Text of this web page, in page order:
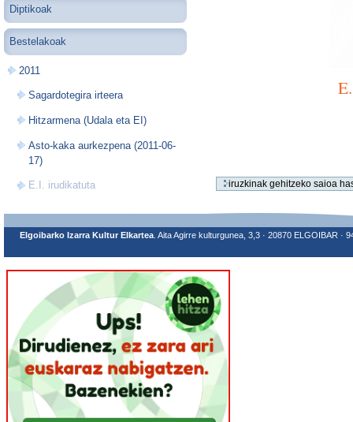
Diptikoak
Bestelakoak
2011
Sagardotegira irteera
Hitzarmena (Udala eta EI)
Asto-kaka aurkezpena (2011-06-
17)
E.I. irudikatuta
Elgoibarko Izarra Kultur Elkartea . Aita Agirre kulturgunea, 3,3 · 20870 ELGOIBAR ·